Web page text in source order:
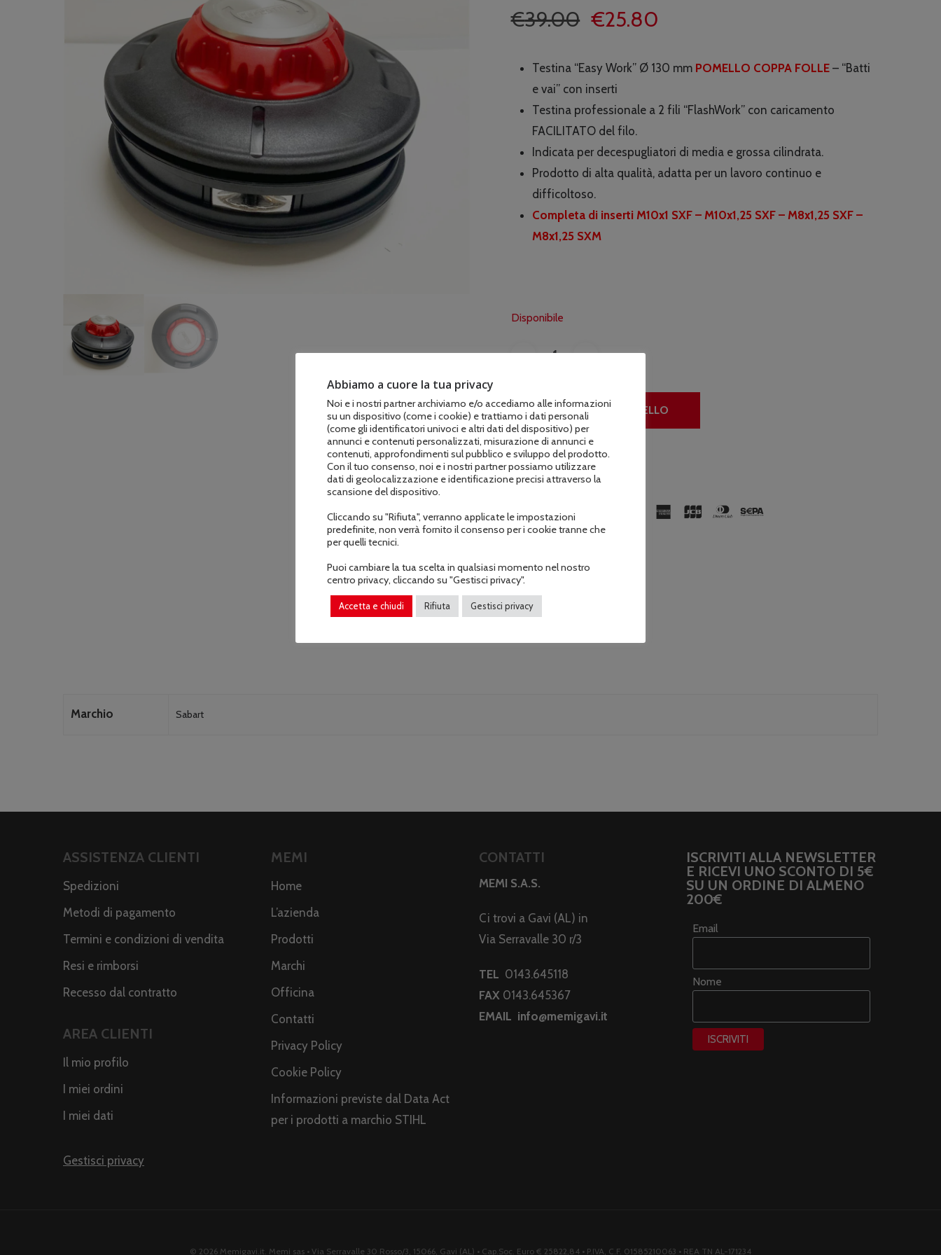
€39.00 Il
originale
era:
€39.00.
€25.80
attuale
€25.80.
Testina “Easy Work” Ø 130 mm POMELLO COPPA FOLLE – “Batti
e vai” con inserti
Testina professionale a 2 fili “FlashWork” con caricamento
FACILITATO del filo.
Indicata per decespugliatori di media e grossa cilindrata.
Prodotto di alta qualità, adatta per un lavoro continuo e
difficoltoso.
Completa di inserti M10x1 SXF – M10x1,25 SXF – M8x1,25 SXF –
M8x1,25 SXM
Disponibile
AGGIUNGI AL CARRELLO
COD:R305155
Informazioni aggiuntive
Marchio Sabart
ASSISTENZA CLIENTI
Spedizioni
Metodi di pagamento
Termini e condizioni di vendita
Resi e rimborsi
Recesso dal contratto
AREA CLIENTI
Il mio profilo
I miei ordini
I miei dati
Gestisci privacy
MEMI
Home
L’azienda
Prodotti
Marchi
Officina
Contatti
Privacy Policy
Cookie Policy
Informazioni previste dal Data Act
per i prodotti a marchio STIHL
CONTATTI
MEMI S.A.S.
Ci trovi a Gavi (AL) in
Via Serravalle 30 r/3
TEL 0143.645118
FAX 0143.645367
EMAIL info@memigavi.it
ISCRIVITI ALLA NEWSLETTER
E RICEVI UNO SCONTO DI 5€
SU UN ORDINE DI ALMENO
200€
Email
Nome
© 2026 Memigavi.it. Memi sas • Via Serravalle 30 Rosso/3, 15066, Gavi (AL) • Cap.Soc. Euro € 25822,84 • P.IVA, C.F. 01585210063 • REA TN AL-171234
Abbiamo a cuore la tua privacy
Noi e i nostri partner archiviamo e/o accediamo alle informazioni
su un dispositivo (come i cookie) e trattiamo i dati personali
(come gli identificatori univoci e altri dati del dispositivo) per
annunci e contenuti personalizzati, misurazione di annunci e
contenuti, approfondimenti sul pubblico e sviluppo del prodotto.
Con il tuo consenso, noi e i nostri partner possiamo utilizzare
dati di geolocalizzazione e identificazione precisi attraverso la
scansione del dispositivo.
Cliccando su "Rifiuta", verranno applicate le impostazioni
predefinite, non verrà fornito il consenso per i cookie tranne che
per quelli tecnici.
Puoi cambiare la tua scelta in qualsiasi momento nel nostro
centro privacy, cliccando su "Gestisci privacy".
Accetta e chiudi Rifiuta Gestisci privacy